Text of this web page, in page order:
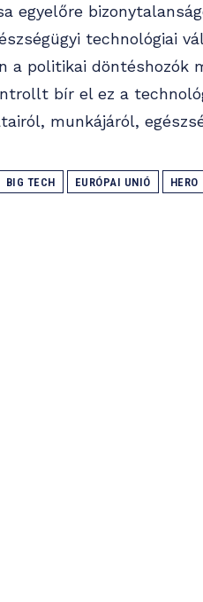
egyelőre
technológiai
a politikai döntéshozók
bír el ez a
munkájáról,
BIG TECH EURÓPAI UNIÓ HERO